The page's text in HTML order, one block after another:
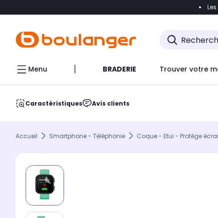
Accéder
Menu BRADERIE Trouver votre
Caractéristiques Avis clients
Accueil Smartphone - Téléphonie Coque - Etui - Protège